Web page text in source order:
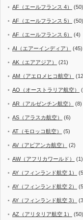
AF（エールフランス 4） (50)
AF（エールフランス 5） (50)
AF（エールフランス 6） (4)
AI（エアーインディア） (45)
AK（エアアジア） (21)
AM（アエロメヒコ航空）
AO（オーストラリア航空）
AR（アルゼンチン航空） (8)
AS（アラスカ航空） (6)
AT（モロッコ航空） (5)
AV（アビアンカ航空） (2)
AW（アフリカワールド） (1)
AY（フィンランド航空 1）
AY（フィンランド航空 2）
AY（フィンランド航空 3）
AZ（アリタリア航空 1） (50)